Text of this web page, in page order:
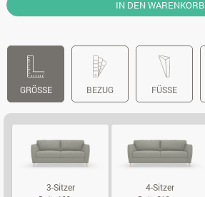
IN DEN WARENKORB
GRÖSSE BEZUG FÜSSE
3-Sitzer 4-Sitzer